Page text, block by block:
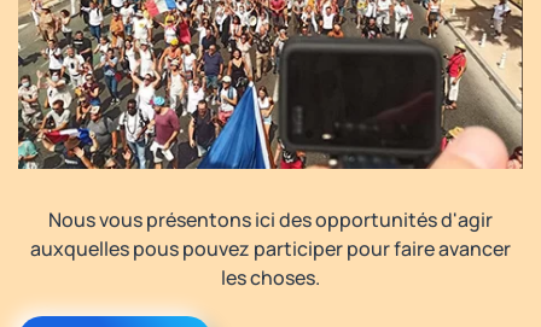
Nous vous présentons ici des opportunités d'agir
auxquelles pous pouvez participer pour faire avancer
les choses.